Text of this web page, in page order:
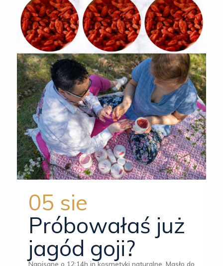
05 sie
Próbowałaś już
jagód goji?
Napisane o 12:14h inkosmetyki naturalne, Masło do